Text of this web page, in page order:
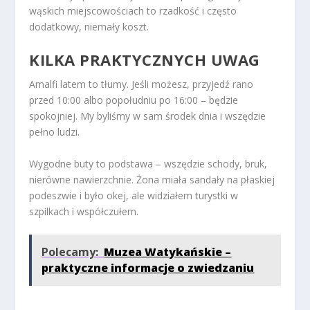
wąskich miejscowościach to rzadkość i często
dodatkowy, niemały koszt.
KILKA PRAKTYCZNYCH UWAG
Amalfi latem to tłumy. Jeśli możesz, przyjedź rano
przed 10:00 albo popołudniu po 16:00 – będzie
spokojniej. My byliśmy w sam środek dnia i wszędzie
pełno ludzi.
Wygodne buty to podstawa – wszędzie schody, bruk,
nierówne nawierzchnie. Żona miała sandały na płaskiej
podeszwie i było okej, ale widziałem turystki w
szpilkach i współczułem.
Polecamy: Muzea Watykańskie –
praktyczne informacje o zwiedzaniu